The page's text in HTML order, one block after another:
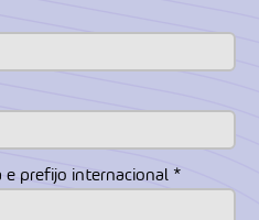
e prefijo internacional *